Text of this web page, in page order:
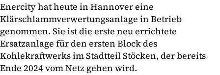
Enercity hat heute in Hannover eine
Klärschlammverwertungsanlage in Betrieb
genommen. Sie ist die erste neu errichtete
Ersatzanlage für den ersten Block des
Kohlekraftwerks im Stadtteil Stöcken, der bereits
Ende 2024 vom Netz gehen wird.